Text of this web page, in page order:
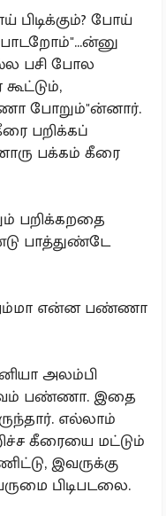
பிடிக்கும்? போய்
பசி போல
போறும்"ன்னார்.
பறிக்கப்
பக்கம் கீரை
பறிக்கறதை
பாத்துண்டே
அம்மா என்ன பண்ணா
அலம்பி
பண்ணா. இதை
எல்லாம்
கீரையை மட்டும்
இவருக்கு
பிடிபடலை.